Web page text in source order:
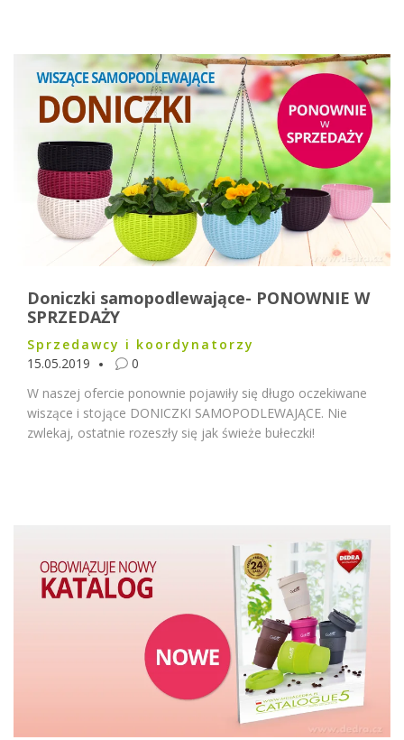
Doniczki samopodlewające- PONOWNIE W
SPRZEDAŻY
Sprzedawcy i koordynatorzy
15.05.2019
0
W naszej ofercie ponownie pojawiły się długo oczekiwane
wiszące i stojące DONICZKI SAMOPODLEWAJĄCE. Nie
zwlekaj, ostatnie rozeszły się jak świeże bułeczki!